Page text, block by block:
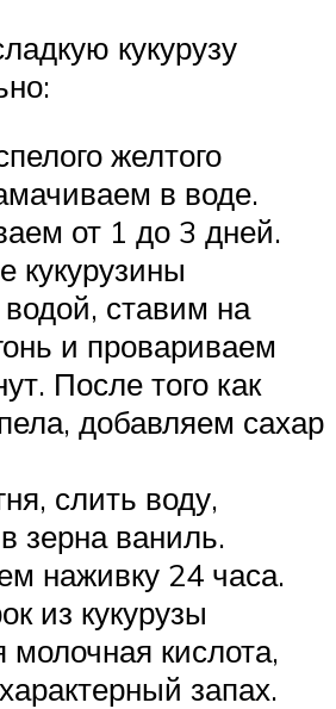
кукурузу
желтого
в воде.
от 1 до 3 дней.
кукурузины
ставим на
и провариваем
После того как
добавляем сахар
слить воду,
зерна ваниль.
наживку 24 часа.
из кукурузы
молочная кислота,
запах.